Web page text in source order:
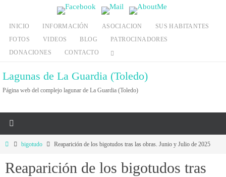
contenido
INICIO INFORMACIÓN ASOCIACION
SUS HABITANTES
FOTOS
VIDEOS BLOG
PATROCINADORES
DONACIONES
CONTACTO
Lagunas de La Guardia (Toledo)
Página web del complejo lagunar de La Guardia (Toledo)
Iniciobigotudo Reaparición de los bigotudos tras las obras. Junio y Julio de 2025
Reaparición de los bigotudos tras